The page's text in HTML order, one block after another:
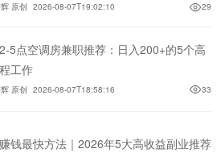
原创 2026-08-07T19:02:10 29
5点空调房兼职推荐：日入200+的5个高
工作
原创 2026-08-07T18:58:16 33
钱最快方法｜2026年5大高收益副业推荐